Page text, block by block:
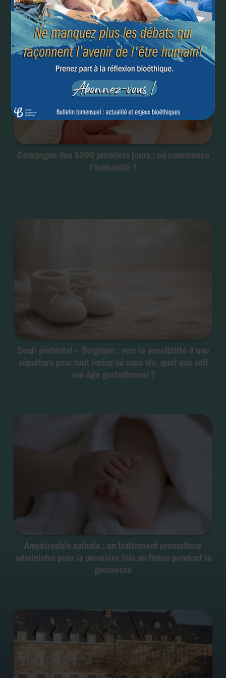
Campagne des 1000 premiers jours : où commence
l’humanité ?
Deuil périnatal – Belgique : vers la possibilité d’une
sépulture pour tout fœtus né sans vie, quel que soit
son âge gestationnel ?
Amyotrophie spinale : un traitement prometteur
administré pour la première fois au fœtus pendant la
grossesse